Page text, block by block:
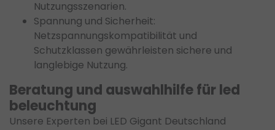
Nutzungsszenarien.
Spannung und Sicherheit:
Netzspannungskompatibilität und
Schutzklassen gewährleisten sichere und
langlebige Nutzung.
Beratung und auswahlhilfe für led
beleuchtung
Unsere Experten bei LED Gigant Deutschland